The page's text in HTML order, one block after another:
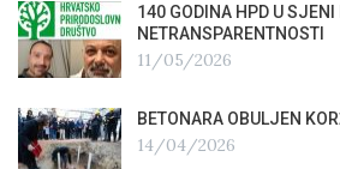
140 GODINA HPD U SJENI
NETRANSPARENTNOSTI
11/05/2026
BETONARA OBULJEN
14/04/2026